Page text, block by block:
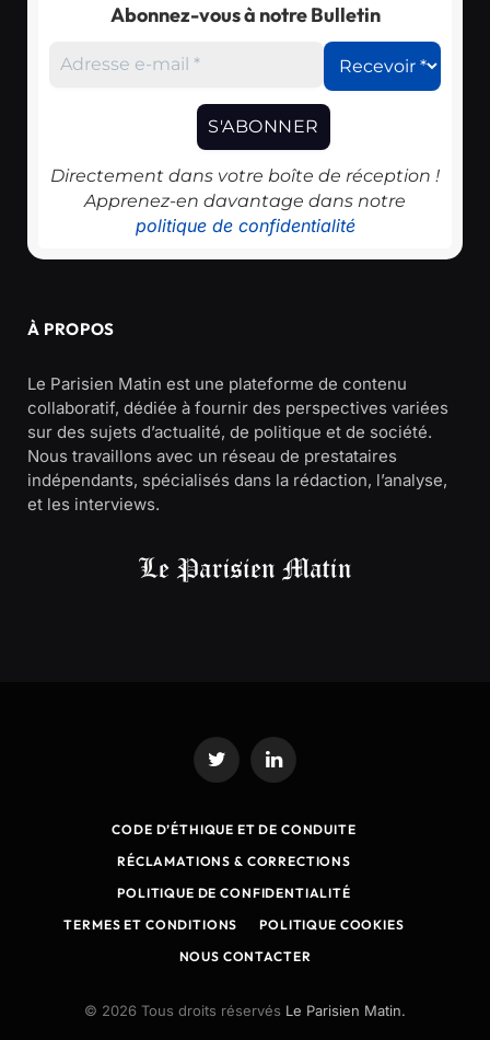
Abonnez-vous à notre Bulletin
Directement dans votre boîte de réception !
Apprenez-en davantage dans notre
politique de confidentialité
À PROPOS
Le Parisien Matin est une plateforme de contenu
collaboratif, dédiée à fournir des perspectives variées
sur des sujets d’actualité, de politique et de société.
Nous travaillons avec un réseau de prestataires
indépendants, spécialisés dans la rédaction, l’analyse,
et les interviews.
Twitter LinkedIn
CODE D’ÉTHIQUE ET DE CONDUITE
RÉCLAMATIONS & CORRECTIONS
POLITIQUE DE CONFIDENTIALITÉ
TERMES ET CONDITIONS
POLITIQUE COOKIES
NOUS CONTACTER
© 2026 Tous droits réservés Le Parisien Matin.